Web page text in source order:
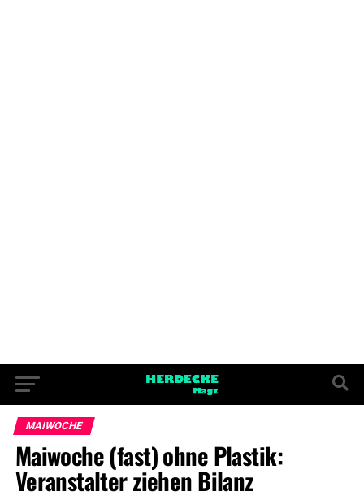
MAIWOCHE
Maiwoche (fast) ohne Plastik:
Veranstalter ziehen Bilanz